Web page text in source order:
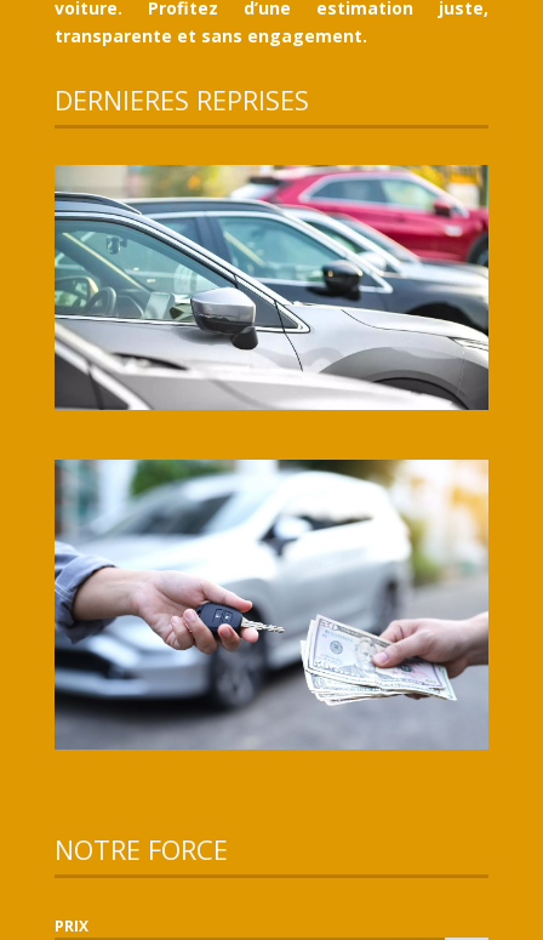
voiture. Profitez d’une estimation juste,
transparente et sans engagement.
DERNIERES REPRISES
NOTRE FORCE
PRIX